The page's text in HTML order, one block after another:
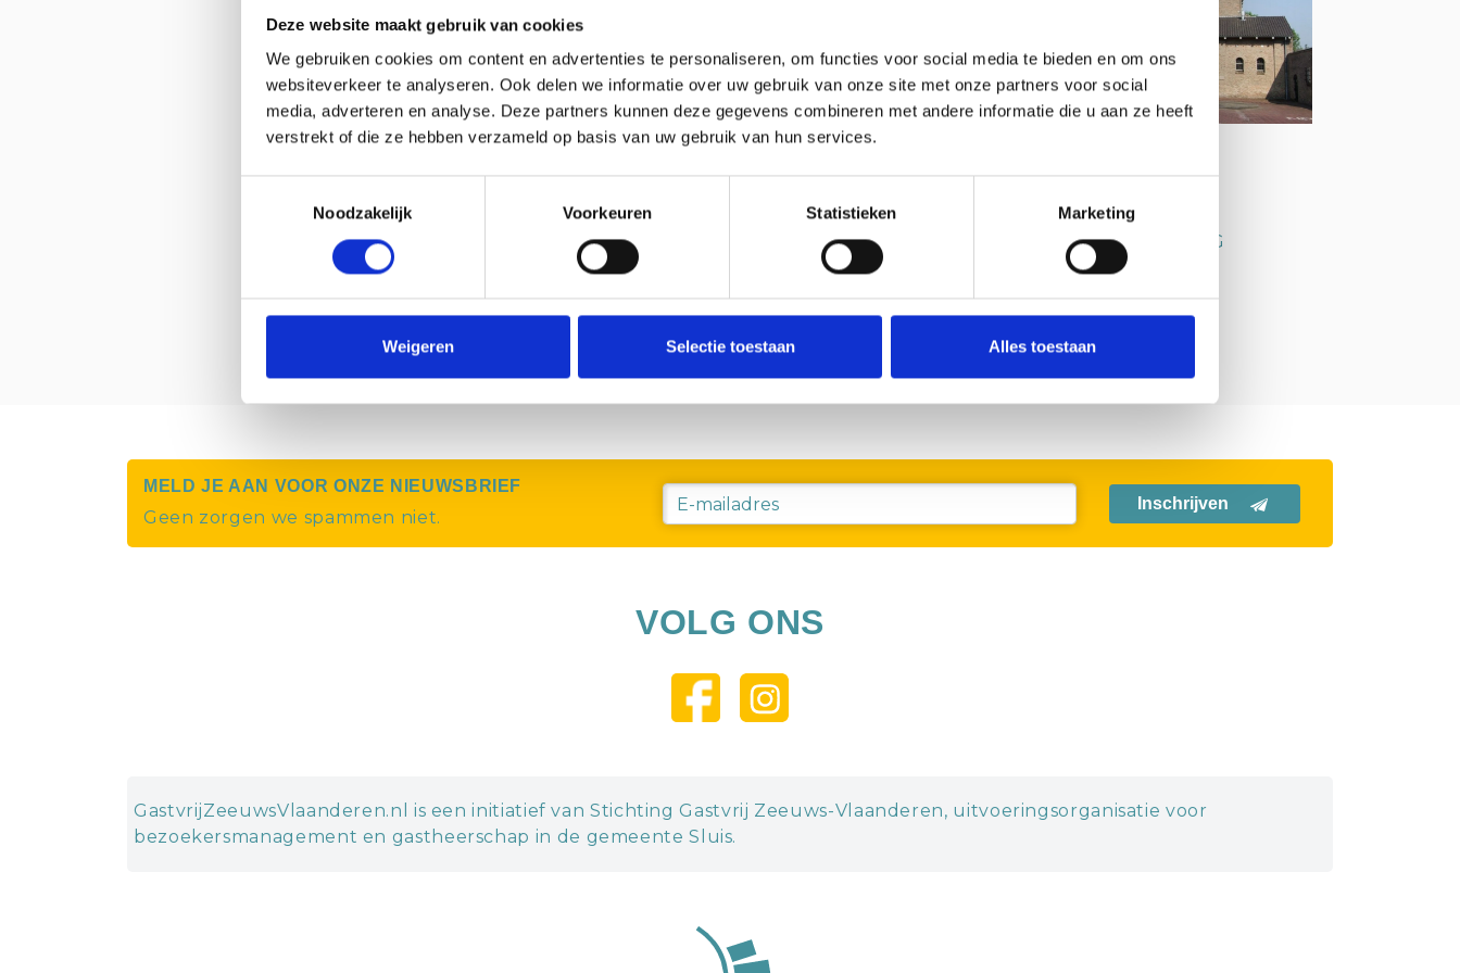
Deze website maakt gebruik van cookies
We gebruiken cookies om content en advertenties te personaliseren, om functies voor social media te bieden en om ons
websiteverkeer te analyseren. Ook delen we informatie over uw gebruik van onze site met onze partners voor social
media, adverteren en analyse. Deze partners kunnen deze gegevens combineren met andere informatie die u aan ze heeft
verstrekt of die ze hebben verzameld op basis van uw gebruik van hun services.
Noodzakelijk
Voorkeuren Statistieken Marketing
Weigeren Selectie toestaan Alles toestaan
Contact info
Heilige Sint-Eligiuskerk
Sint-Eligiusplein 17 OOSTBURG
Bezoek website
andreas-wzl@kpnmail.nl
MELD JE AAN VOOR ONZE NIEUWSBRIEF
Geen zorgen we spammen niet.
Inschrijven
VOLG ONS
GastvrijZeeuwsVlaanderen.nl is een initiatief van Stichting Gastvrij Zeeuws-Vlaanderen, uitvoeringsorganisatie voor
bezoekersmanagement en gastheerschap in de gemeente Sluis.